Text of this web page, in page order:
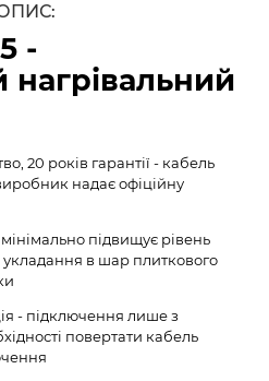
-
20 років гарантії - кабель
надає офіційну
підвищує рівень
укладання в шар плиткового
- підключення лише з
повертати кабель